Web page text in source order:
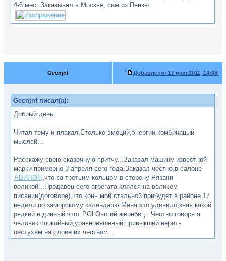
4-6 мес. Заказывал в Москве, сам из Пензы.
Gecnjnf Добавлено: 17 июн 2011, 14:08
Gecnjnf писал(а):
Добрый день.
Читал тему и плакал.Столько эмоций,энергии,комбинацый
мыслей...
Расскажу свою сказочную притчу...Заказал машину известной
марки примерно 3 апреля сего года.Заказал честно в салоне
АВИЛОН ,что за третьим кольцом в сторону Рязани
великой...Продавец сего агрегата клялся на великом
писании(договоре),что конь мой стальной прибудет в районе 17
недели по заморскому календарю.Меня это удивило,зная какой
редкий и дивный этот POLOногий жеребец...Честно говоря я
человек спокойный,уравновешеный,привыкший верить
пастухам на слове их честном...